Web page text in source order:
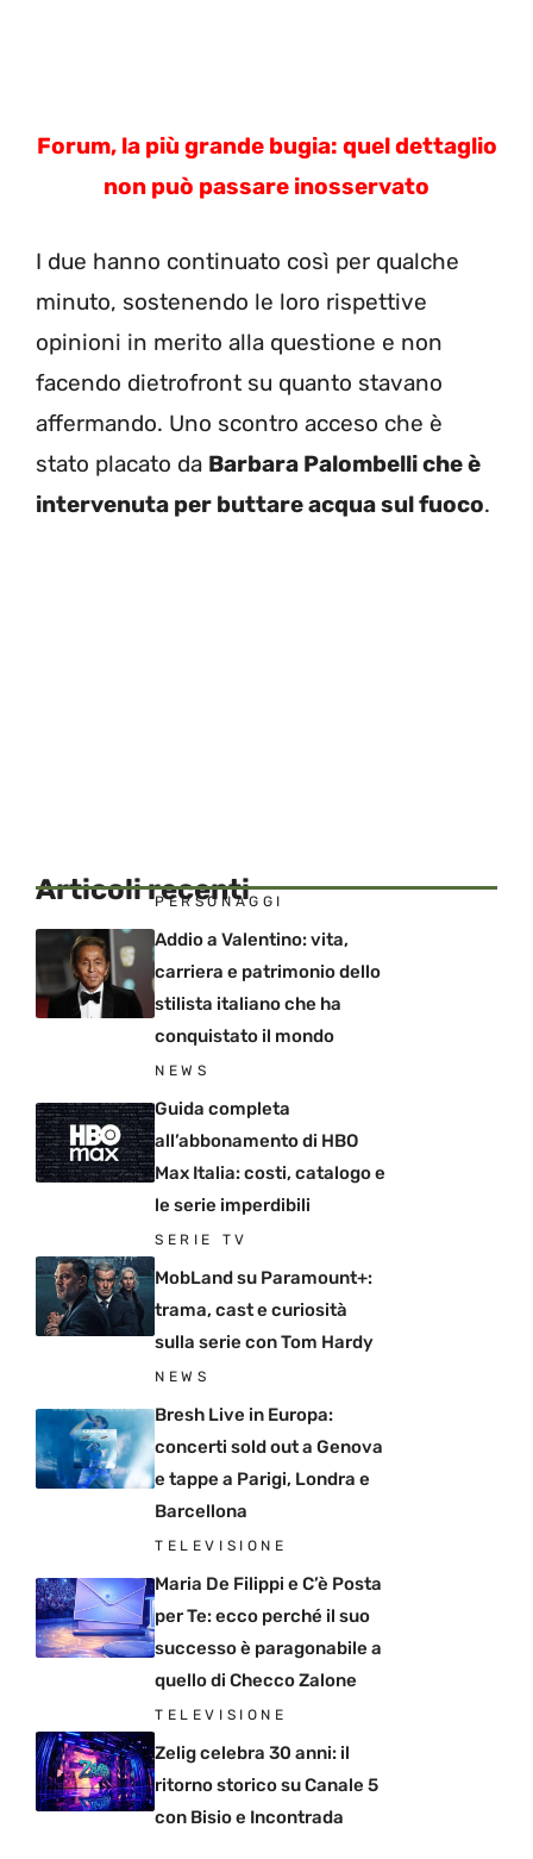
Forum, la più grande bugia: quel dettaglio
non può passare inosservato
I due hanno continuato così per qualche
minuto, sostenendo le loro rispettive
opinioni in merito alla questione e non
facendo dietrofront su quanto stavano
affermando. Uno scontro acceso che è
stato placato da Barbara Palombelli che è
intervenuta per buttare acqua sul fuoco.
Articoli recenti
PERSONAGGI
Addio a Valentino: vita,
carriera e patrimonio dello
stilista italiano che ha
conquistato il mondo
NEWS
Guida completa
all’abbonamento di HBO
Max Italia: costi, catalogo e
le serie imperdibili
SERIE TV
MobLand su Paramount+:
trama, cast e curiosità
sulla serie con Tom Hardy
NEWS
Bresh Live in Europa:
concerti sold out a Genova
e tappe a Parigi, Londra e
Barcellona
TELEVISIONE
Maria De Filippi e C’è Posta
per Te: ecco perché il suo
successo è paragonabile a
quello di Checco Zalone
TELEVISIONE
Zelig celebra 30 anni: il
ritorno storico su Canale 5
con Bisio e Incontrada